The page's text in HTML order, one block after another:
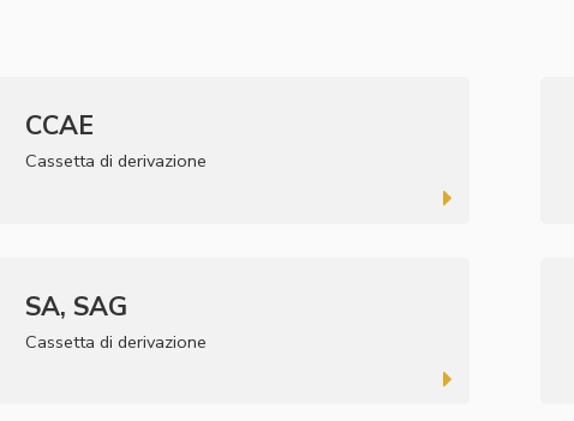
CCAE
Cassetta di derivazione
SA, SAG
Cassetta di derivazione